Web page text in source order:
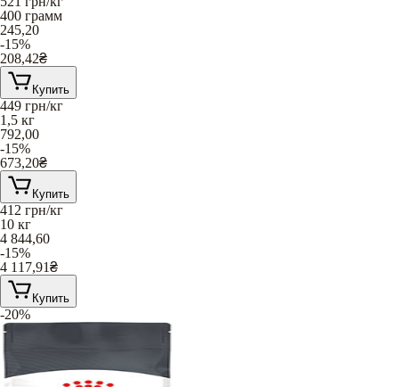
400 грамм
245,20
-15%
208,42₴
Купить
449 грн/кг
1,5 кг
792,00
-15%
673,20₴
Купить
412 грн/кг
10 кг
4 844,60
-15%
4 117,91₴
Купить
-20%